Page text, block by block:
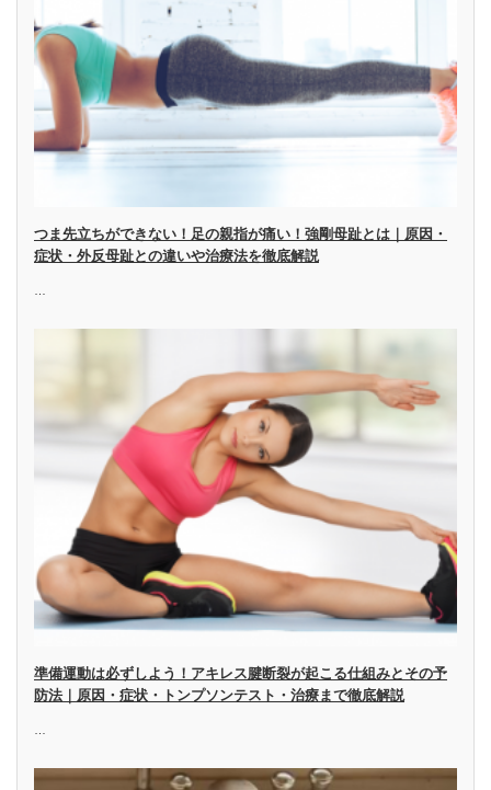
つま先立ちができない！足の親指が痛い！強剛母趾とは｜原因・
症状・外反母趾との違いや治療法を徹底解説
準備運動は必ずしよう！アキレス腱断裂が起こる仕組みとその予
防法｜原因・症状・トンプソンテスト・治療まで徹底解説